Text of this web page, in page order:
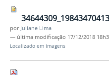
por Juliane Lima
— última modificação 17/12/2018
Localizado em Imagens